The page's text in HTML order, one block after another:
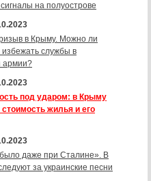
на полуострове
в Крыму. Можно ли
службы в
армии?
под ударом: в Крыму
жилья и его
было даже при Сталине». В
за украинские песни